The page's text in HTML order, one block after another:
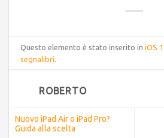
Questo elemento è stato inserito iniOS
segnalibri
ROBERTO
Nuovo iPad Air o iPad Pro?
Guida alla scelta